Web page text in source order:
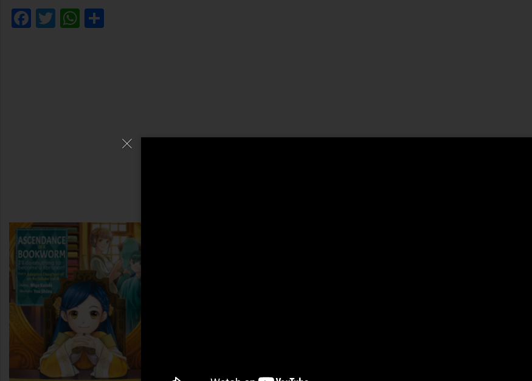
Facebook
TwitterWhatsApp